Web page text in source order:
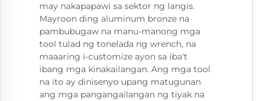
may nakapapawi sa sektor ng langis.
Mayroon ding aluminum bronze na
pambubugaw na manu-manong mga
tool tulad ng tonelada ng wrench, na
maaaring i-customize ayon sa iba't
ibang mga kinakailangan. Ang mga tool
na ito ay dinisenyo upang matugunan
ang mga pangangailangan ng tiyak na